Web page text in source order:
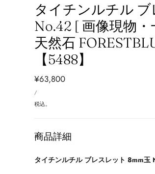
タイチンルチル
No.42 [ 画像現物
天然石
【5488】
通
常
価
¥63,800
価/あ
り
税込。
商品詳細
タイチンルチル ブレスレット 8mm玉